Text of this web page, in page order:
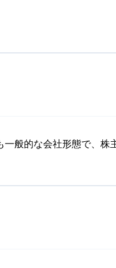
般的な会社形態で、株